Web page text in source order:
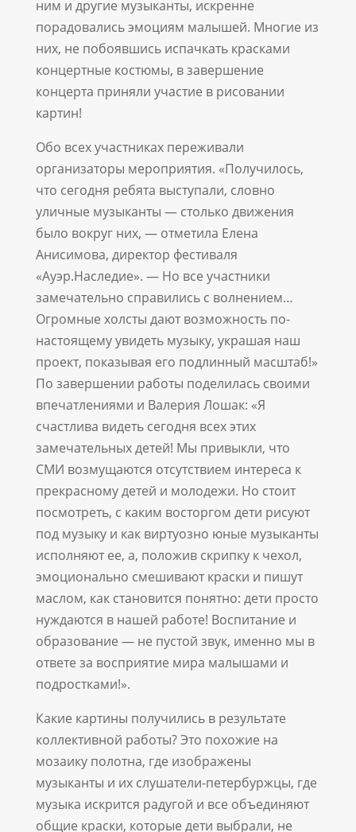
ним и другие музыканты, искренне
порадовались эмоциям малышей. Многие из
них, не побоявшись испачкать красками
концертные костюмы, в завершение
концерта приняли участие в рисовании
картин!
Обо всех участниках переживали
организаторы мероприятия. «Получилось,
что сегодня ребята выступали, словно
уличные музыканты — столько движения
было вокруг них, — отметила Елена
Анисимова, директор фестиваля
«Ауэр.Наследие». — Но все участники
замечательно справились с волнением…
Огромные холсты дают возможность по-
настоящему увидеть музыку, украшая наш
проект, показывая его подлинный масштаб!»
По завершении работы поделилась своими
впечатлениями и Валерия Лошак: «Я
счастлива видеть сегодня всех этих
замечательных детей! Мы привыкли, что
СМИ возмущаются отсутствием интереса к
прекрасному детей и молодежи. Но стоит
посмотреть, с каким восторгом дети рисуют
под музыку и как виртуозно юные музыканты
исполняют ее, а, положив скрипку к чехол,
эмоционально смешивают краски и пишут
маслом, как становится понятно: дети просто
нуждаются в нашей работе! Воспитание и
образование — не пустой звук, именно мы в
ответе за восприятие мира малышами и
подростками!».
Какие картины получились в результате
коллективной работы? Это похожие на
мозаику полотна, где изображены
музыканты и их слушатели-петербуржцы, где
музыка искрится радугой и все объединяют
общие краски, которые дети выбрали, не